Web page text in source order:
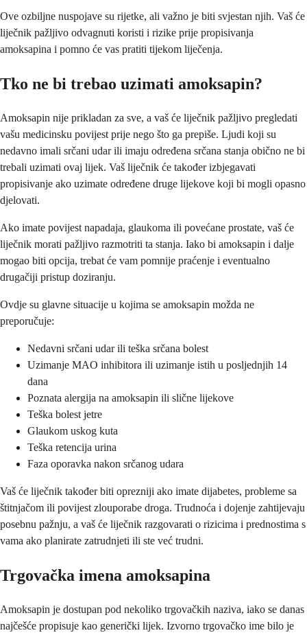
Ove ozbiljne nuspojave su rijetke, ali važno je biti svjestan njih. Vaš će
liječnik pažljivo odvagnuti koristi i rizike prije propisivanja
amoksapina i pomno će vas pratiti tijekom liječenja.
Tko ne bi trebao uzimati amoksapin?
Amoksapin nije prikladan za sve, a vaš će liječnik pažljivo pregledati
vašu medicinsku povijest prije nego što ga prepiše. Ljudi koji su
nedavno imali srčani udar ili imaju određena srčana stanja obično ne bi
trebali uzimati ovaj lijek. Vaš liječnik će također izbjegavati
propisivanje ako uzimate određene druge lijekove koji bi mogli opasno
djelovati.
Ako imate povijest napadaja, glaukoma ili povećane prostate, vaš će
liječnik morati pažljivo razmotriti ta stanja. Iako bi amoksapin i dalje
mogao biti opcija, trebat će vam pomnije praćenje i eventualno
drugačiji pristup doziranju.
Ovdje su glavne situacije u kojima se amoksapin možda ne
preporučuje:
Nedavni srčani udar ili teška srčana bolest
Uzimanje MAO inhibitora ili uzimanje istih u posljednjih 14
dana
Poznata alergija na amoksapin ili slične lijekove
Teška bolest jetre
Glaukom uskog kuta
Teška retencija urina
Faza oporavka nakon srčanog udara
Vaš će liječnik također biti oprezniji ako imate dijabetes, probleme sa
štitnjačom ili povijest zlouporabe droga. Trudnoća i dojenje zahtijevaju
posebnu pažnju, a vaš će liječnik razgovarati o rizicima i prednostima s
vama ako planirate zatrudnjeti ili ste već trudni.
Trgovačka imena amoksapina
Amoksapin je dostupan pod nekoliko trgovačkih naziva, iako se danas
najčešće propisuje kao generički lijek. Izvorno trgovačko ime bilo je